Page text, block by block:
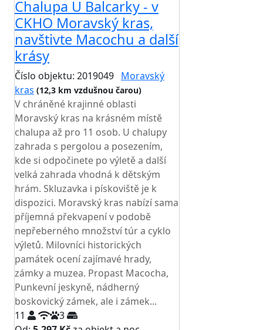
Chalupa U Balcarky - v
CKHO Moravský kras,
navštivte Macochu a další
krásy
Číslo objektu: 2019049 Moravský
kras (12,3 km vzdušnou čarou)
V chráněné krajinné oblasti
Moravský kras na krásném místě
chalupa až pro 11 osob. U chalupy
zahrada s pergolou a posezením,
kde si odpočinete po výletě a další
velká zahrada vhodná k dětským
hrám. Skluzavka i pískoviště je k
dispozici. Moravský kras nabízí sama
příjemná překvapení v podobě
nepřeberného množství túr a cyklo
výletů. Milovníci historických
památek ocení zajímavé hrady,
zámky a muzea. Propast Macocha,
Punkevní jeskyně, nádherný
boskovický zámek, ale i zámek...
11
3